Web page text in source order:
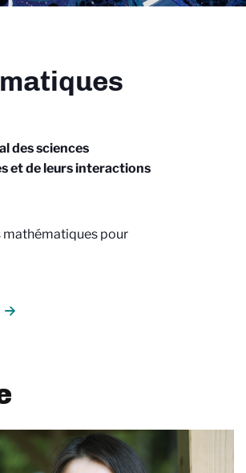
des sciences
et de leurs interactions
mathématiques pour